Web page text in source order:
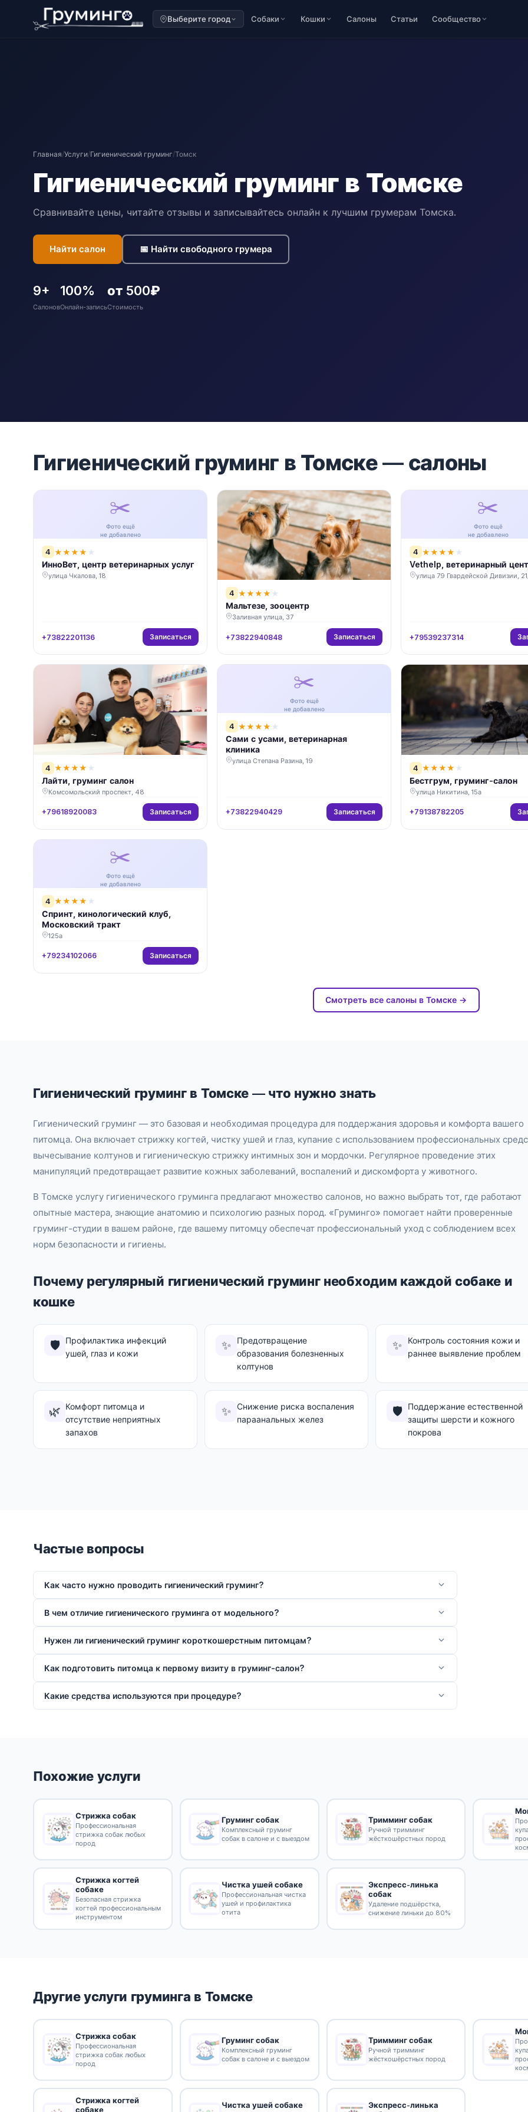
Выберите город Собаки Кошки Салоны Статьи Сообщество
Главная/Услуги/Гигиенический груминг/Томск
Гигиенический груминг в Томске
Сравнивайте цены, читайте отзывы и записывайтесь онлайн к лучшим грумерам Томска.
Найти салон 📅 Найти свободного грумера
9+
Салонов
100%
Онлайн-запись
от 500₽
Стоимость
Гигиенический груминг в Томске — салоны
✂️
Фото ещё
не добавлено
4 ★★★★ ★
ИнноВет, центр ветеринарных услуг
улица Чкалова, 18
+73822201136 Записаться
4 ★★★★ ★
Мальтезе, зооцентр
Заливная улица, 37
+73822940848 Записаться
✂️
Фото ещё
не добавлено
4 ★★★★ ★
Vethelp, ветеринарный
улица 79 Гвардейской Дивизии,
+79539237314
4 ★★★★ ★
Лайти, груминг салон
Комсомольский проспект, 48
+79618920083 Записаться
✂️
Фото ещё
не добавлено
4 ★★★★ ★
Сами с усами, ветеринарная
клиника
улица Степана Разина, 19
+73822940429 Записаться
4 ★★★★ ★
Бестгрум, груминг-салон
улица Никитина, 15а
+79138782205
✂️
Фото ещё
не добавлено
4 ★★★★ ★
Спринт, кинологический клуб,
Московский тракт
125а
+79234102066 Записаться
Смотреть все салоны в Томске →
Гигиенический груминг в Томске — что нужно знать
Гигиенический груминг — это базовая и необходимая процедура для поддержания здоровья и комфорта вашего
питомца. Она включает стрижку когтей, чистку ушей и глаз, купание с использованием профессиональных
вычесывание колтунов и гигиеническую стрижку интимных зон и мордочки. Регулярное проведение этих
манипуляций предотвращает развитие кожных заболеваний, воспалений и дискомфорта у животного.
В Томске услугу гигиенического груминга предлагают множество салонов, но важно выбрать тот, где работают
опытные мастера, знающие анатомию и психологию разных пород. «Груминго» помогает найти проверенные
груминг-студии в вашем районе, где вашему питомцу обеспечат профессиональный уход с соблюдением всех
норм безопасности и гигиены.
Почему регулярный гигиенический груминг необходим каждой собаке и
кошке
🛡️
Профилактика инфекций
ушей, глаз и кожи
✨
Предотвращение
образования болезненных
колтунов
✨
Контроль состояния кожи и
раннее выявление проблем
🌿 Комфорт питомца и
отсутствие неприятных
запахов
✨
Снижение риска воспаления
параанальных желез
🛡️ Поддержание естественной
защиты шерсти и кожного
покрова
Частые вопросы
Как часто нужно проводить гигиенический груминг?
В чем отличие гигиенического груминга от модельного?
Нужен ли гигиенический груминг короткошерстным питомцам?
Как подготовить питомца к первому визиту в груминг-салон?
Какие средства используются при процедуре?
Похожие услуги
Стрижка собак
Профессиональная
стрижка собак любых
пород
Груминг собак
Комплексный груминг
собак в салоне и с выездом
Тримминг собак
Ручной тримминг
жёсткошёрстных пород
Стрижка когтей
собаке
Безопасная стрижка
когтей профессиональным
инструментом
Чистка ушей собаке
Профессиональная чистка
ушей и профилактика
отита
Экспресс-линька
собак
Удаление подшёрстка,
снижение линьки до 80%
Другие услуги груминга в Томске
Стрижка собак
Профессиональная
стрижка собак любых
пород
Груминг собак
Комплексный груминг
собак в салоне и с выездом
Тримминг собак
Ручной тримминг
жёсткошёрстных пород
Стрижка когтей
собаке
Чистка ушей собаке
Экспресс-линька